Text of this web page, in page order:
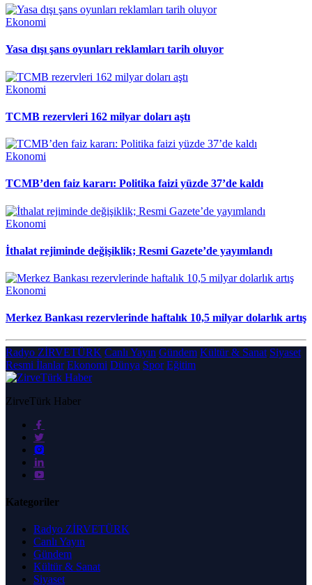
Ekonomi
Yasa dışı şans oyunları reklamları tarih oluyor
Ekonomi
TCMB rezervleri 162 milyar doları aştı
Ekonomi
TCMB’den faiz kararı: Politika faizi yüzde 37’de kaldı
Ekonomi
İthalat rejiminde değişiklik; Resmi Gazete’de yayımlandı
Ekonomi
Merkez Bankası rezervlerinde haftalık 10,5 milyar dolarlık artış
Radyo ZİRVETÜRK Canlı Yayın Gündem Kültür & Sanat Siyaset
Resmi İlanlar Ekonomi Dünya Spor Eğitim
ZirveTürk Haber
Kategoriler
Radyo ZİRVETÜRK
Canlı Yayın
Gündem
Kültür & Sanat
Siyaset